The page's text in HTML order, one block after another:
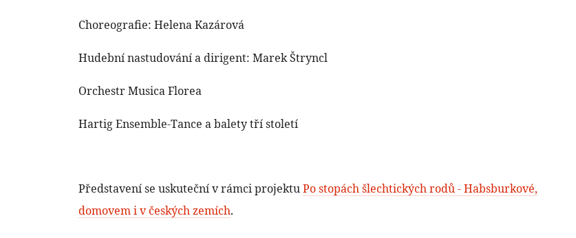
Choreografie: Helena Kazárová
Hudební nastudování a dirigent: Marek Štryncl
Orchestr Musica Florea
Hartig Ensemble-Tance a balety tří století
Představení se uskuteční v rámci projektuPo stopách šlechtických rodů - Habsburkové,
domovem i v českých zemích.